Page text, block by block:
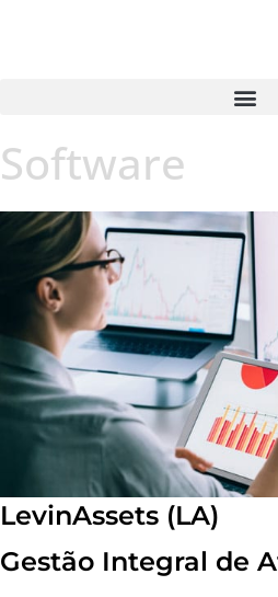
Software
LevinAssets (LA)
Gestão Integral de